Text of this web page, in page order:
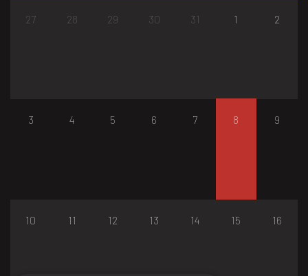
27 28 29 30 31 1 2
3 4 5 6 7 8 9
10 11 12 13 14 15 16